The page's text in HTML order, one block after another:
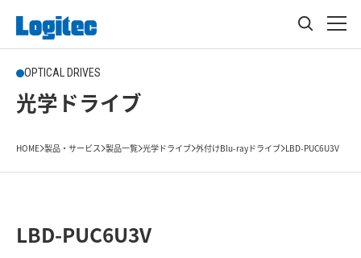
OPTICAL DRIVES
光学ドライブ
HOME 製品・サービス 製品一覧 光学ドライブ 外付けBlu-rayドライブ LBD-PUC6U3V
LBD-PUC6U3V